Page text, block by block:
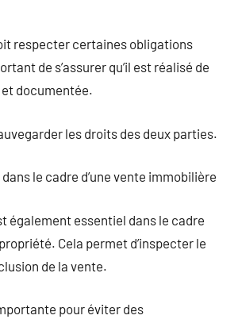
respecter certaines obligations
de s’assurer qu’il est réalisé de
documentée.
les droits des deux parties.
dans le cadre d’une vente immobilière
également essentiel dans le cadre
Cela permet d’inspecter le
de la vente.
pour éviter des